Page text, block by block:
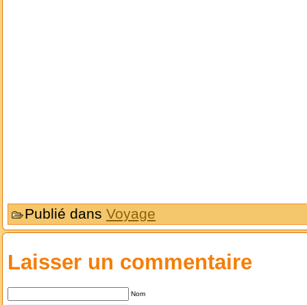
Publié dans Voyage
Laisser un commentaire
Nom